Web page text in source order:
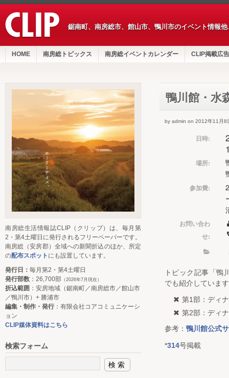
鋸南町、南房総市、館山市、鴨川市のイベント情報
HOME 南房総トピックス 南房総イベントカレンダー CLIP掲載広告
鴨川館・水
by admin on 2012年11月8
日時:
場所:
参加費:
お問い合わ
せ:
トピック記事「鴨
でも紹介していま
第1部：ディ
第2部：ディ
参考： 鴨川館公式
*314号掲載
南房総生活情報誌CLIP（クリップ）は、毎月第
2・第4土曜日に発行されるフリーペーパーです。
南房総（安房郡）全域への新聞折込のほか、所定
の配布スポット にも設置しています。
発行日： 毎月第2・第4土曜日
発行部数 ：26,700部 （2026年7月現在）
折込範囲 ：安房地域（鋸南町／南房総市／館山市
／鴨川市）+ 勝浦市
編集・制作・発行：有限会社コアコミュニケーシ
ョン
CLIP媒体資料はこちら
検索フォーム